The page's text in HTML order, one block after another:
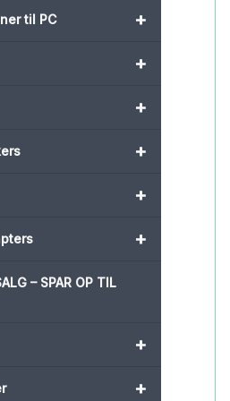
+
til PC
+
+
+
+
+
– SPAR OP TIL
+
+